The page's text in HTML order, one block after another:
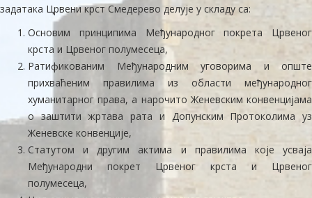
задатака Црвени крст Смедерево делује у складу са:
Основим принципима Међународног покрета Црвеног
крста и Црвеног полумесеца,
Ратификованим Међународним уговорима и опште
прихваћеним правилима из области међународног
хуманитарног права, а нарочито Женевским конвенцијама
о заштити жртава рата и Допунским Протоколима уз
Женевске конвенције,
Статутом и другим актима и правилима које усваја
Међународни покрет Црвеног крста и Црвеног
полумесеца,